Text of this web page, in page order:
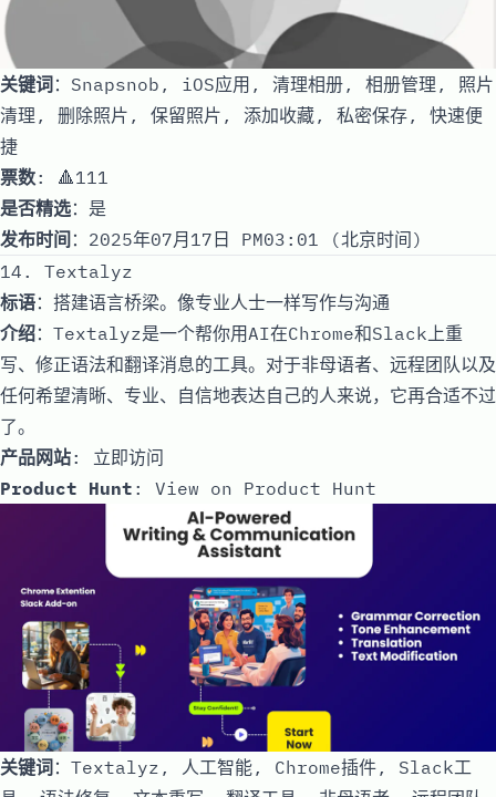
关键词：Snapsnob, iOS应用, 清理相册, 相册管理, 照片
清理, 删除照片, 保留照片, 添加收藏, 私密保存, 快速便
捷
票数: 🔺111
是否精选：是
发布时间 ：2025年07月17日 PM03:01 (北京时间)
14. Textalyz
标语：搭建语言桥梁。像专业人士一样写作与沟通
介绍：Textalyz是一个帮你用AI在Chrome和Slack上重
写、修正语法和翻译消息的工具。对于非母语者、远程团队以及
任何希望清晰、专业、自信地表达自己的人来说，它再合适不过
了。
产品网站: 立即访问
Product Hunt : View on Product Hunt
关键词：Textalyz, 人工智能, Chrome插件, Slack工